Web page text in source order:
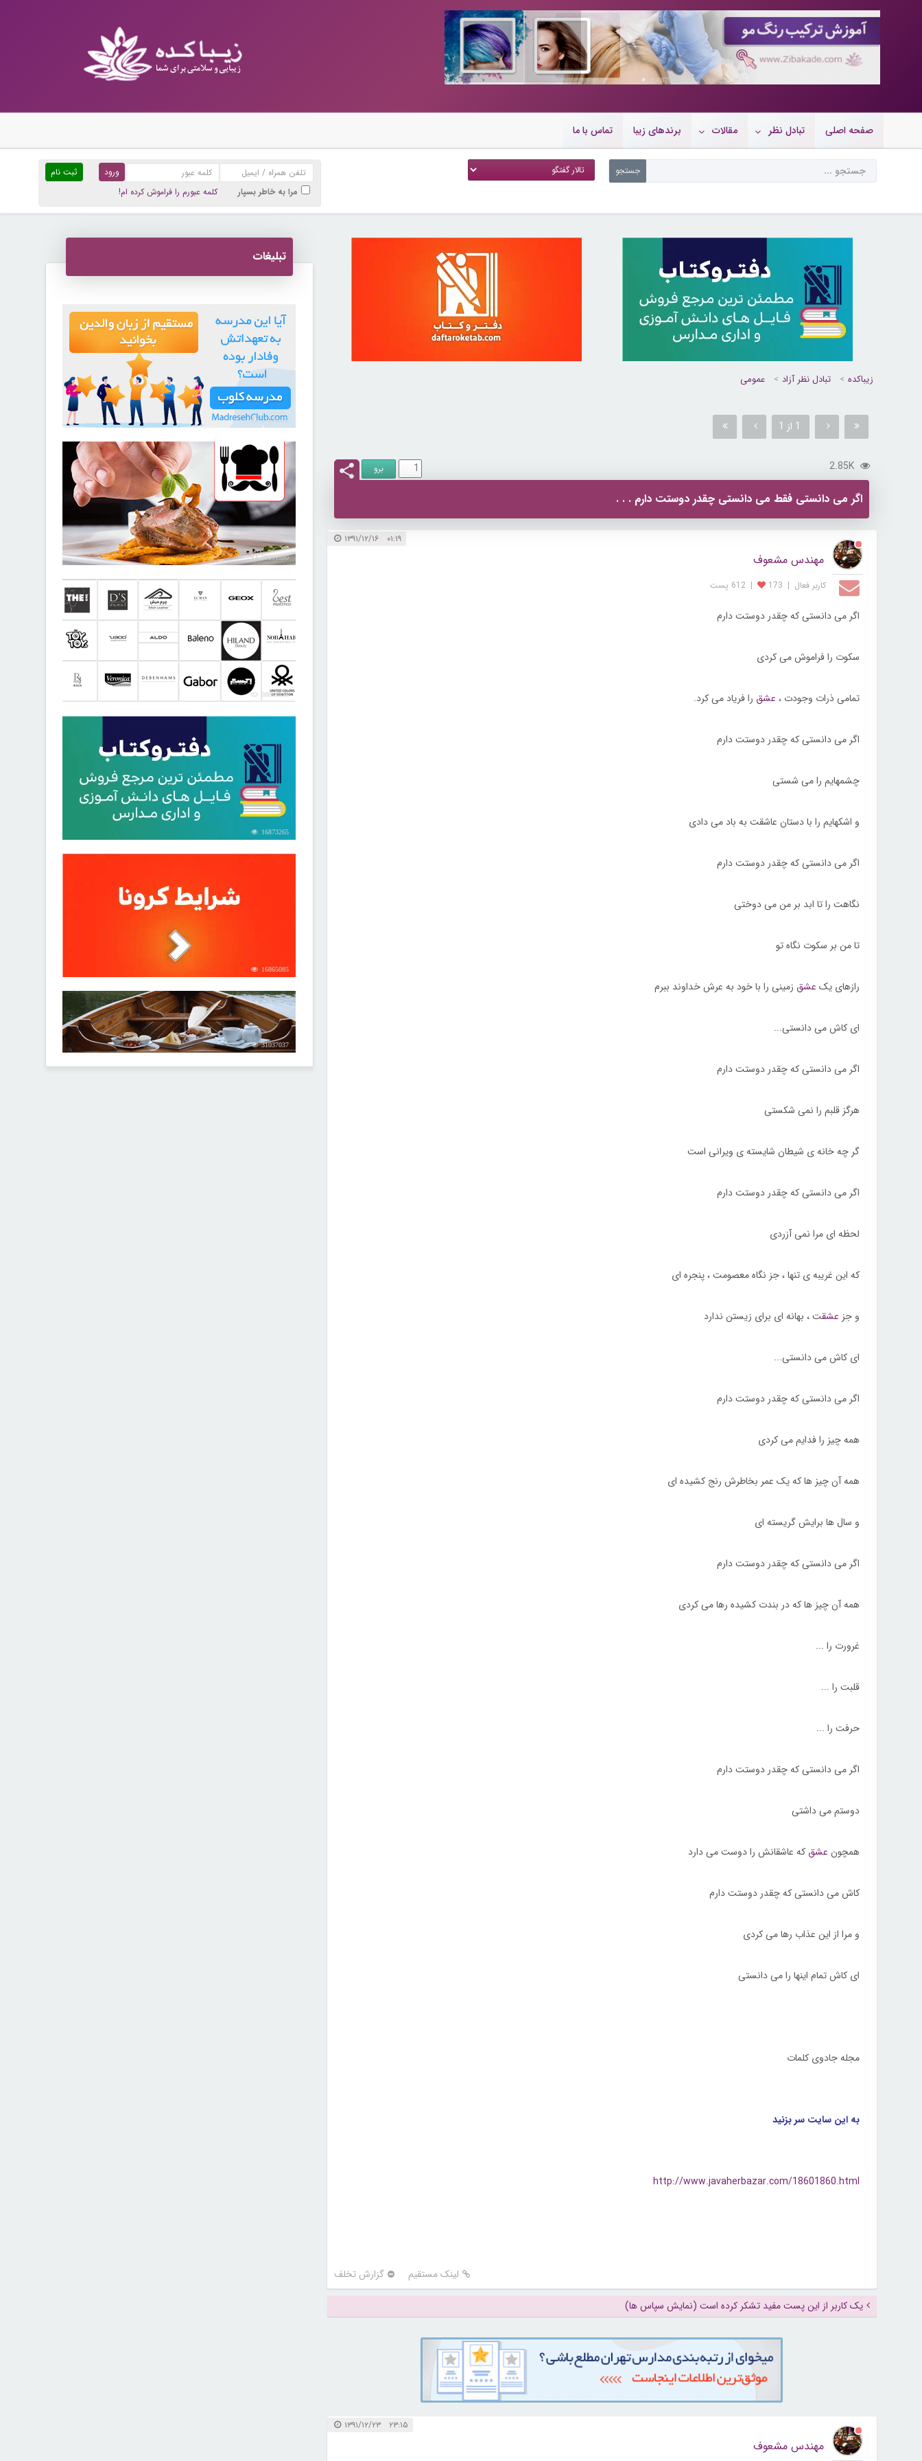
10087590
صفحه اصلی تبادل نظر مقالات برندهای زیبا تماس با ما
ثبت نام
مرا به خاطر بسپار
کلمه عبورم را فراموش کرده ام!
زیباکده تبادل نظر آزاد عمومی
1 از 1
2.85K
اگر می دانستی فقط می دانستی چقدر دوستت دارم . . .
۰۱:۱۹ ۱۳۹۱/۱۲/۱۶
مهندس مشعوف
کاربر فعال |
173
| 612 پست
اگر می دانستی که چقدر دوستت دارم
سکوت را فراموش می کردی
تمامی ذرات وجودت ، عشق را فریاد می کرد.
اگر می دانستی که چقدر دوستت دارم
چشمهایم را می شستی
و اشکهایم را با دستان عاشقت به باد می دادی
اگر می دانستی که چقدر دوستت دارم
نگاهت را تا ابد بر من می دوختی
تا من بر سکوت نگاه تو
رازهای یک عشق زمینی را با خود به عرش خداوند ببرم
ای کاش می دانستی...
اگر می دانستی که چقدر دوستت دارم
هرگز قلبم را نمی شکستی
گر چه خانه ی شیطان شایسته ی ویرانی است
اگر می دانستی که چقدر دوستت دارم
لحظه ای مرا نمی آزردی
که این غریبه ی تنها ، جز نگاه معصومت ، پنجره ای
و جز عشقت ، بهانه ای برای زیستن ندارد
ای کاش می دانستی...
اگر می دانستی که چقدر دوستت دارم
همه چیز را فدایم می کردی
همه آن چیز ها که یک عمر بخاطرش رنج کشیده ای
و سال ها برایش گریسته ای
اگر می دانستی که چقدر دوستت دارم
همه آن چیز ها که در بندت کشیده رها می کردی
غرورت را ...
قلبت را ...
حرفت را ...
اگر می دانستی که چقدر دوستت دارم
دوستم می داشتی
همچون عشق که عاشقانش را دوست می دارد
کاش می دانستی که چقدر دوستت دارم
و مرا از این عذاب رها می کردی
ای کاش تمام اینها را می دانستی
مجله جادوی کلمات
به این سایت سر بزنید
http://www.javaherbazar.com/18601860.html
لینک مستقیم گزارش تخلف
یک کاربر از این پست مفید تشکر کرده است (نمایش سپاس ها)
۲۳:۱۵ ۱۳۹۱/۱۲/۲۳
مهندس مشعوف
تبلیغات
21725175
30251880
30813012
16873265
16865085
31037037